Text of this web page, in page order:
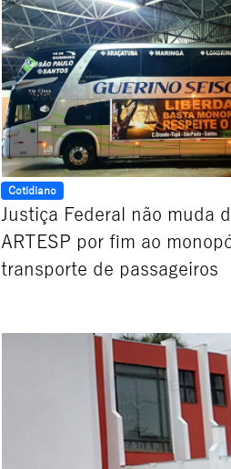
Cotidiano
Justiça Federal não muda
ARTESP por fim ao
transporte de passageiros